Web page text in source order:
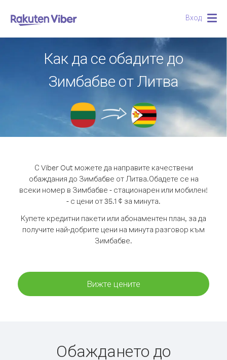
Вход
Как да се обадите до
Зимбабве от Литва
С Viber Out можете да направите качествени
обаждания до Зимбабве от Литва.Обадете се на
всеки номер в Зимбабве - стационарен или мобилен!
- с цени от 35.1 ¢ за минута.
Купете кредитни пакети или абонаментен план, за да
получите най-добрите цени на минута разговор към
Зимбабве.
Вижте цените
Обаждането до